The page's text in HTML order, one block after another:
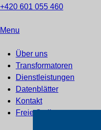
+420 601 055 460
Menu
Über uns
Transformatoren
Dienstleistungen
Datenblätter
Kontakt
Freie Stellen